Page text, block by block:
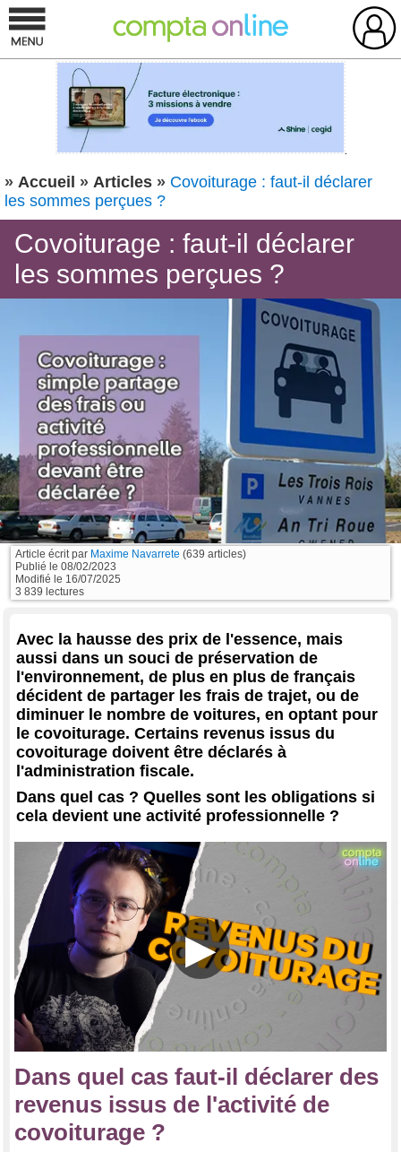
» Accueil » Articles » Covoiturage : faut-il déclarer
les sommes perçues ?
Covoiturage : faut-il déclarer
les sommes perçues ?
Article écrit par Maxime Navarrete (639 articles)
Publié le 08/02/2023
Modifié le 16/07/2025
3 839 lectures
Avec la hausse des prix de l'essence, mais
aussi dans un souci de préservation de
l'environnement, de plus en plus de français
décident de partager les frais de trajet, ou de
diminuer le nombre de voitures, en optant pour
le covoiturage. Certains revenus issus du
covoiturage doivent être déclarés à
l'administration fiscale.
Dans quel cas ? Quelles sont les obligations si
cela devient une activité professionnelle ?
▶
Dans quel cas faut-il déclarer des
revenus issus de l'activité de
covoiturage ?